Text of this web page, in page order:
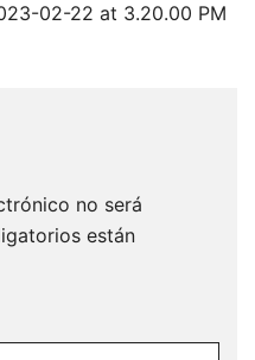
02-22 at 3.20.00 PM
no será
están